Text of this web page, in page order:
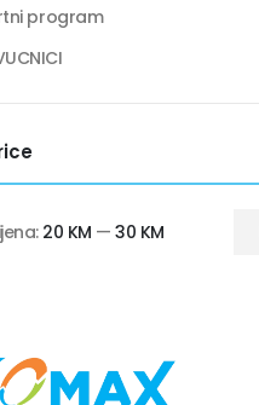
program
20 KM —30 KM